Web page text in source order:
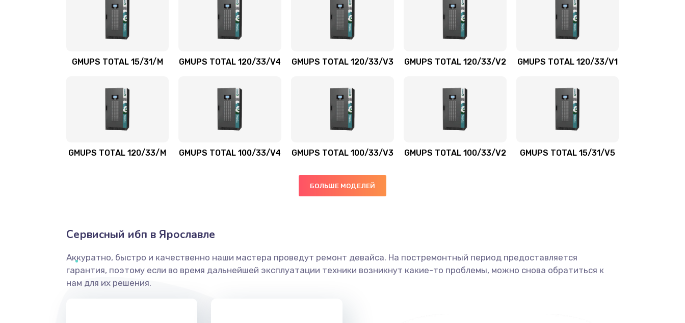
GMUPS TOTAL 15/31/M GMUPS TOTAL 120/33/V4 GMUPS TOTAL 120/33/V3 GMUPS TOTAL 120/33/V2 GMUPS TOTAL 120/33/V1
GMUPS TOTAL 120/33/M GMUPS TOTAL 100/33/V4 GMUPS TOTAL 100/33/V3 GMUPS TOTAL 100/33/V2 GMUPS TOTAL 15/31/V5
БОЛЬШЕ МОДЕЛЕЙ
Сервисный ибп в Ярославле
Аккуратно, быстро и качественно наши мастера проведут ремонт девайса. На постремонтный период предоставляется
гарантия, поэтому если во время дальнейшей эксплуатации техники возникнут какие-то проблемы, можно снова обратиться к
нам для их решения.